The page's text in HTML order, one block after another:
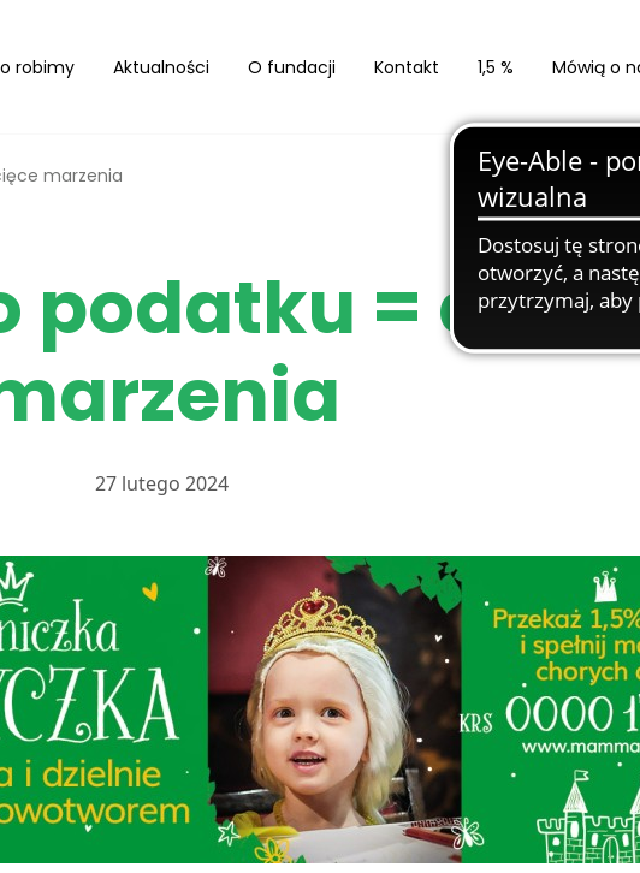
robimy Aktualności O fundacji Kontakt 1,5 % Mówią o
marzenia
podatku =
27 lutego 2024